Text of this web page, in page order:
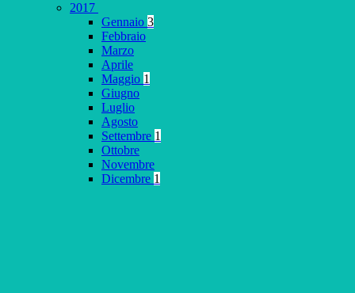
2017
Gennaio 3
Febbraio
Marzo
Aprile
Maggio 1
Giugno
Luglio
Agosto
Settembre 1
Ottobre
Novembre
Dicembre 1